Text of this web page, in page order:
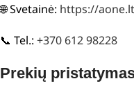
🌐 Svetainė: https://aone.lt
📞 Tel.: +370 612 98228
Prekių